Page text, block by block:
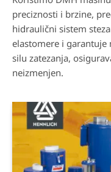
preciznosti i brzine,
hidraulični sistem
elastomere i
silu zatezanja,
neizmenjen.